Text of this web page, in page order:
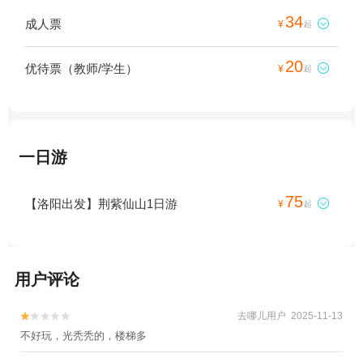
成人票 ¥34起 
优待票（教师/学生） ¥ 20起 
一日游
【洛阳出发】荆紫仙山1日游 ¥ 75起 
用户评论

 去哪儿用户 2025-11-13
不好玩，光秃秃的，楼梯多